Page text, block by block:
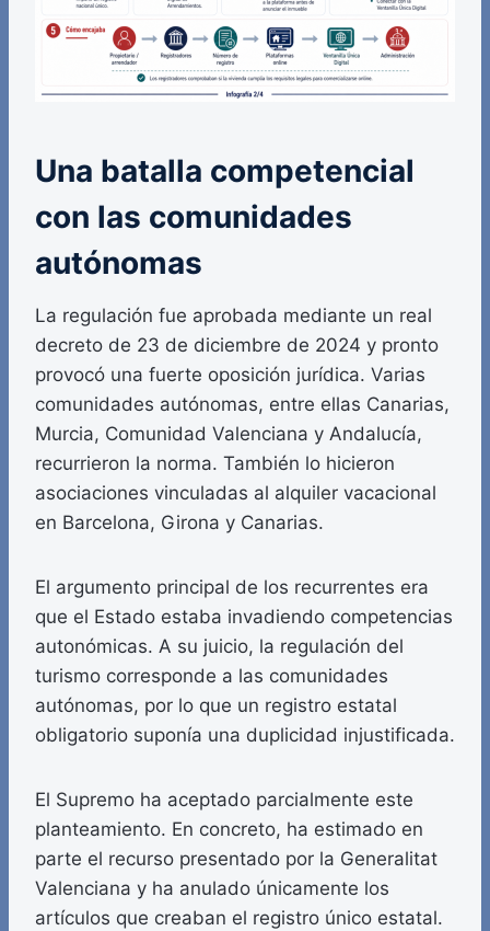
Una batalla competencial
con las comunidades
autónomas
La regulación fue aprobada mediante un real
decreto de 23 de diciembre de 2024 y pronto
provocó una fuerte oposición jurídica. Varias
comunidades autónomas, entre ellas Canarias,
Murcia, Comunidad Valenciana y Andalucía,
recurrieron la norma. También lo hicieron
asociaciones vinculadas al alquiler vacacional
en Barcelona, Girona y Canarias.
El argumento principal de los recurrentes era
que el Estado estaba invadiendo competencias
autonómicas. A su juicio, la regulación del
turismo corresponde a las comunidades
autónomas, por lo que un registro estatal
obligatorio suponía una duplicidad injustificada.
El Supremo ha aceptado parcialmente este
planteamiento. En concreto, ha estimado en
parte el recurso presentado por la Generalitat
Valenciana y ha anulado únicamente los
artículos que creaban el registro único estatal.